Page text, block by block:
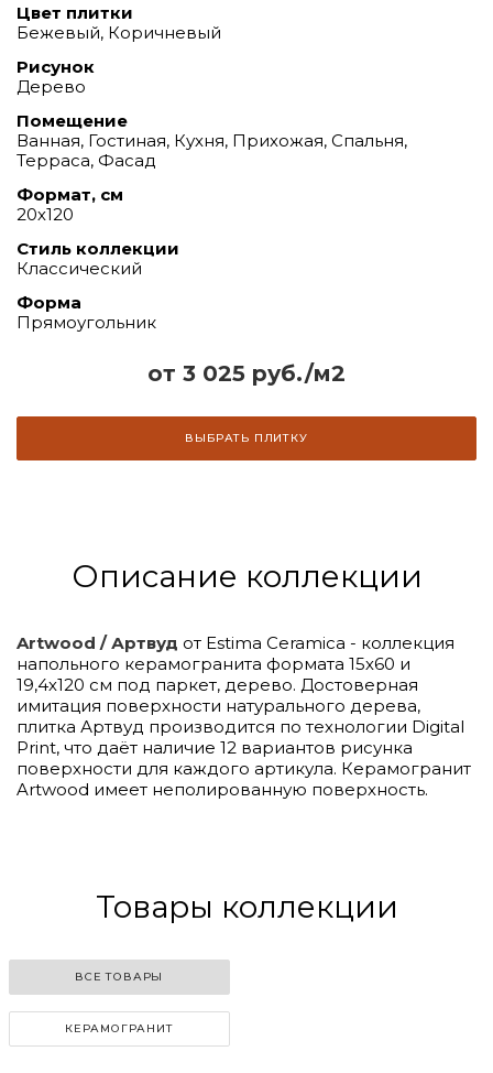
от 3 025 руб./м2
ВЫБРАТЬ ПЛИТКУ
Цвет плитки
Бежевый, Коричневый
Рисунок
Дерево
Помещение
Ванная, Гостиная, Кухня, Прихожая, Спальня,
Терраса, Фасад
Формат, см
20х120
Стиль коллекции
Классический
Форма
Прямоугольник
Описание коллекции
Artwood / Артвуд от Estima Ceramica - коллекция
напольного керамогранита формата 15х60 и
19,4х120 см под паркет, дерево. Достоверная
имитация поверхности натурального дерева,
плитка Артвуд производится по технологии Digital
Print, что даёт наличие 12 вариантов рисунка
поверхности для каждого артикула. Керамогранит
Artwood имеет неполированную поверхность.
Товары коллекции
ВСЕ ТОВАРЫ
КЕРАМОГРАНИТ